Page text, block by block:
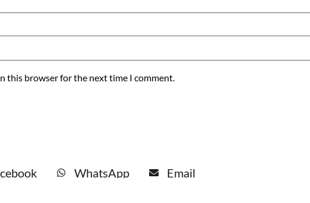
this browser for the next time I comment.
WhatsApp Email